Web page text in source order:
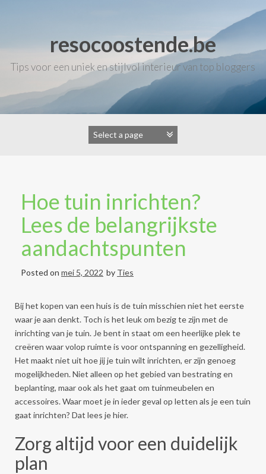
resocoostende.be
Tips voor een uniek en stijlvol interieur van top bloggers
Hoe tuin inrichten?
Lees de belangrijkste
aandachtspunten
Posted on mei 5, 2022 by Ties
Bij het kopen van een huis is de tuin misschien niet het eerste
waar je aan denkt. Toch is het leuk om bezig te zijn met de
inrichting van je tuin. Je bent in staat om een heerlijke plek te
creëren waar volop ruimte is voor ontspanning en gezelligheid.
Het maakt niet uit hoe jij je tuin wilt inrichten, er zijn genoeg
mogelijkheden. Niet alleen op het gebied van bestrating en
beplanting, maar ook als het gaat om tuinmeubelen en
accessoires. Waar moet je in ieder geval op letten als je een tuin
gaat inrichten? Dat lees je hier.
Zorg altijd voor een duidelijk
plan